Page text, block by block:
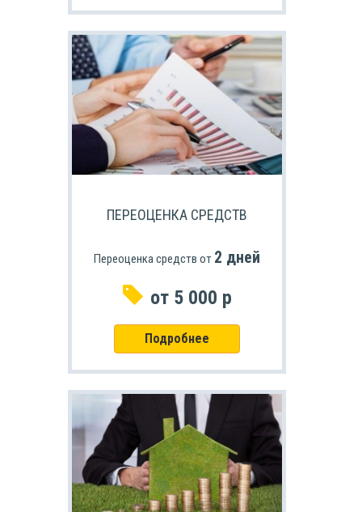
ПЕРЕОЦЕНКА СРЕДСТВ
Переоценка средств от 2 дней
от 5 000 р
Подробнее